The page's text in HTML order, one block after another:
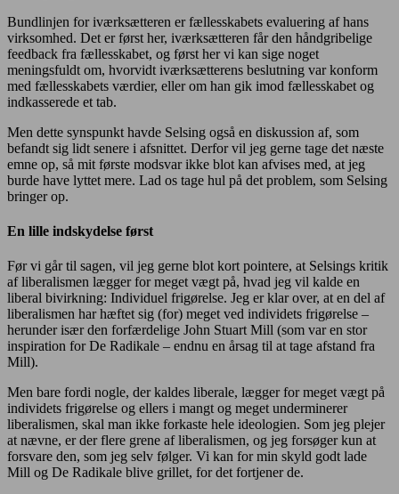
Bundlinjen for iværksætteren er fællesskabets evaluering af hans
virksomhed. Det er først her, iværksætteren får den håndgribelige
feedback fra fællesskabet, og først her vi kan sige noget
meningsfuldt om, hvorvidt iværksætterens beslutning var konform
med fællesskabets værdier, eller om han gik imod fællesskabet og
indkasserede et tab.
Men dette synspunkt havde Selsing også en diskussion af, som
befandt sig lidt senere i afsnittet. Derfor vil jeg gerne tage det næste
emne op, så mit første modsvar ikke blot kan afvises med, at jeg
burde have lyttet mere. Lad os tage hul på det problem, som Selsing
bringer op.
En lille indskydelse først
Før vi går til sagen, vil jeg gerne blot kort pointere, at Selsings kritik
af liberalismen lægger for meget vægt på, hvad jeg vil kalde en
liberal bivirkning: Individuel frigørelse. Jeg er klar over, at en del af
liberalismen har hæftet sig (for) meget ved individets frigørelse –
herunder især den forfærdelige John Stuart Mill (som var en stor
inspiration for De Radikale – endnu en årsag til at tage afstand fra
Mill).
Men bare fordi nogle, der kaldes liberale, lægger for meget vægt på
individets frigørelse og ellers i mangt og meget underminerer
liberalismen, skal man ikke forkaste hele ideologien. Som jeg plejer
at nævne, er der flere grene af liberalismen, og jeg forsøger kun at
forsvare den, som jeg selv følger. Vi kan for min skyld godt lade
Mill og De Radikale blive grillet, for det fortjener de.